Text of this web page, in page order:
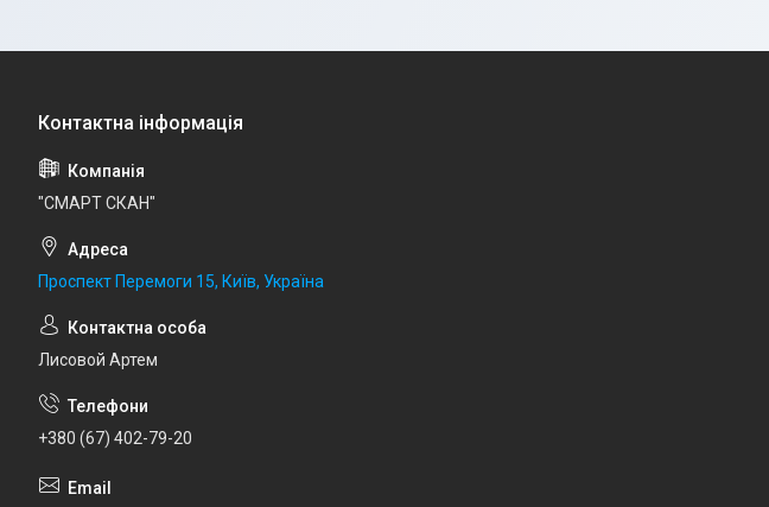
"СМАРТ СКАН"
Проспект Перемоги 15, Київ, Україна
Лисовой Артем
+380 (67) 402-79-20